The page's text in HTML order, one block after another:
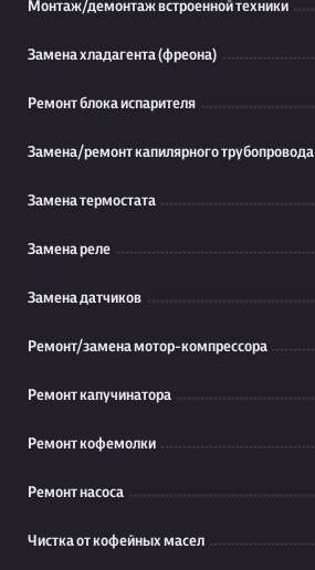
Монтаж/демонтаж встроенной техники
Замена хладагента (фреона)
Ремонт блока испарителя
Замена/ремонт капилярного трубопровода
Замена термостата
Замена реле
Замена датчиков
Ремонт/замена мотор-компрессора
Ремонт капучинатора
Ремонт кофемолки
Ремонт насоса
Чистка от кофейных масел